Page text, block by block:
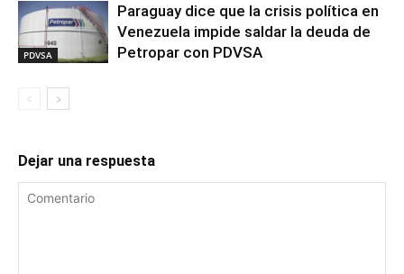
PDVSA
Paraguay dice que la crisis política en
Venezuela impide saldar la deuda de
Petropar con PDVSA
Dejar una respuesta